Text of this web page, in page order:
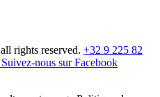
rights reserved. +32 9 225 82
Suivez-nous sur Facebook